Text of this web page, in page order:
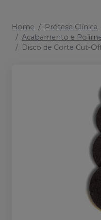
Home
Prótese Clínica
Acabamento e
Disco de Corte Cut-